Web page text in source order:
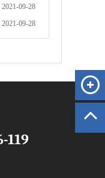
2021-09-28
2021-09-28
119